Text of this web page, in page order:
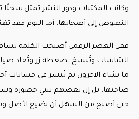
وكانت المكتبات ودور النشر تمثل
النصوص إلى أصحابها. أما اليوم فقد
ففي العصر الرقمي أصبحت الكلمة
الشاشات وتُنسخ بضغطة زر وتُعاد
ما يشاء الآخرون ثم تُنشر في حسابات
صاحبها. بل إن بعضهم يبني حضوره
حتى أصبح من السهل أن يضيع الأصل